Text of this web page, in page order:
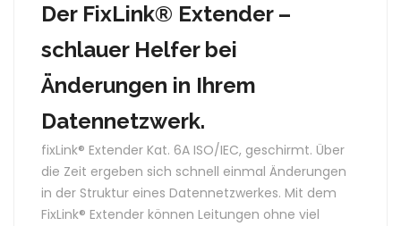
Der FixLink® Extender –
schlauer Helfer bei
Änderungen in Ihrem
Datennetzwerk.
fixLink® Extender Kat. 6A ISO/IEC, geschirmt. Über
die Zeit ergeben sich schnell einmal Änderungen
in der Struktur eines Datennetzwerkes. Mit dem
FixLink® Extender können Leitungen ohne viel